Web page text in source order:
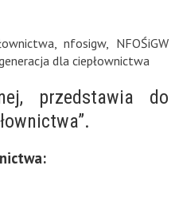
,nfosigw, NFOŚiGW
dla ciepłownictwa
przedstawia do